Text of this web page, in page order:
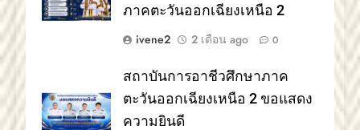
ภาคตะวันออกเฉียงเหนือ 2
ivene2
2 เดือน ago 0
สถาบันการอาชีวศึกษาภาค
ตะวันออกเฉียงเหนือ 2 ขอแสดง
ความยินดี